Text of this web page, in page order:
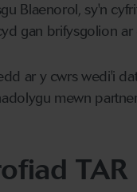
Blaenorol, sy'n
gan brifysgolion ar
ar y cwrs wedi'i
mewn
TAR